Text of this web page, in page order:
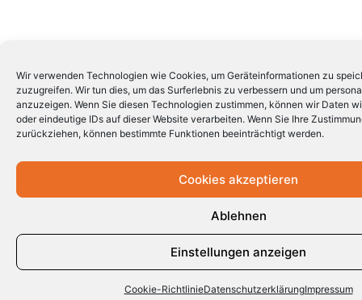
Wir verwenden Technologien wie Cookies, um Geräteinformationen zu
zuzugreifen. Wir tun dies, um das Surferlebnis zu verbessern und um
anzuzeigen. Wenn Sie diesen Technologien zustimmen, können wir Daten
oder eindeutige IDs auf dieser Website verarbeiten. Wenn Sie Ihre
zurückziehen, können bestimmte Funktionen beeinträchtigt werden.
Cookies akzeptieren
Ablehnen
Einstellungen anzeigen
Cookie-RichtlinieDatenschutzerklärungImpressum